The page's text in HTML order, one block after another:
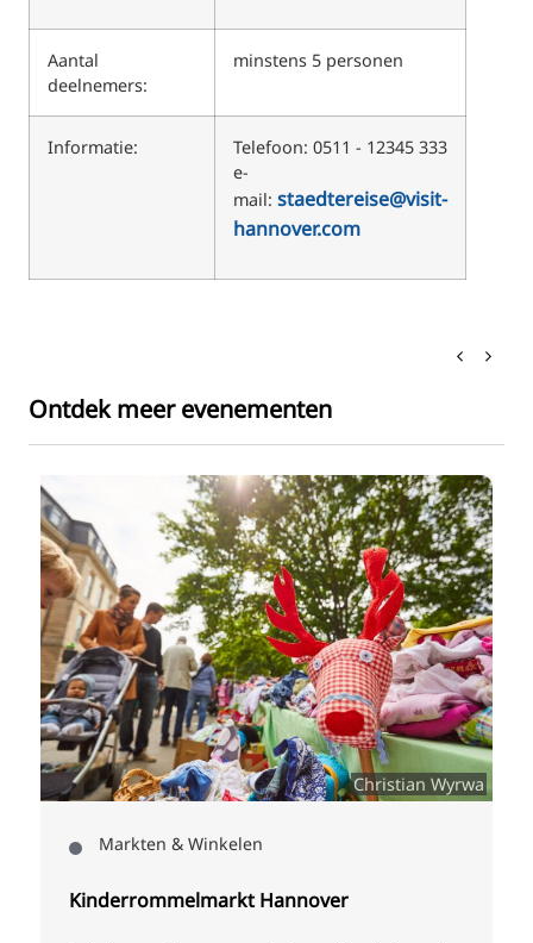
Aantal
deelnemers:
minstens 5 personen
Informatie:
Telefoon: 0511 - 12345 333
e-
mail: staedtereise@visit-
hannover.com
Ontdek meer evenementen
Christian Wyrwa
Markten & Winkelen
Kinderrommelmarkt Hannover